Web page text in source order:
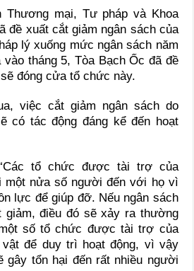
Thương mại, Tư pháp và Khoa
đề xuất cắt giảm ngân sách của
lý xuống mức ngân sách năm
vào tháng 5, Tòa Bạch Ốc đã đề
đóng cửa tổ chức này.
việc cắt giảm ngân sách do
có tác động đáng kể đến hoạt
tổ chức được tài trợ của
một nửa số người đến với họ vì
lực để giúp đỡ. Nếu ngân sách
giảm, điều đó sẽ xảy ra thường
số tổ chức được tài trợ của
để duy trì hoạt động, vì vậy
gây tổn hại đến rất nhiều người